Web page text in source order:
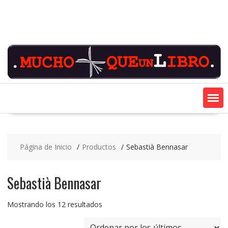
Página de Inicio Productos Sebastià Bennasar
Sebastià Bennasar
Mostrando los 12 resultadosOrdenado